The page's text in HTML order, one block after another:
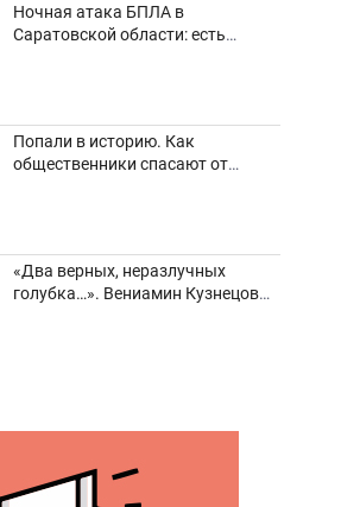
Ночная атака БПЛА в
Саратовской области: есть
Попали в историю. Как
общественники спасают от
«Два верных, неразлучных
голубка…». Вениамин Кузнецов